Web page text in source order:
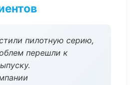
пилотную серию,
перешли к